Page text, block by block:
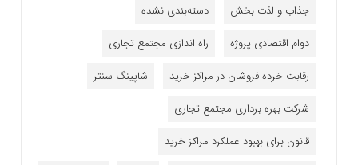
جذاب و لذت بخش
دسته‌بندی نشده
دوام اقتصادی پروژه
راه اندازی مجتمع تجاری
رقابت خرده فروشان در مراکز خرید
شاپینگ سنتر
شرکت بهره برداری مجتمع تجاری
قانون برای بهبود عملکرد مراکز خرید